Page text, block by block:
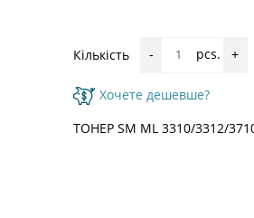
Кількість - pcs. +
Хочете дешевше?
ТОНЕР SM ML 3310/3312/